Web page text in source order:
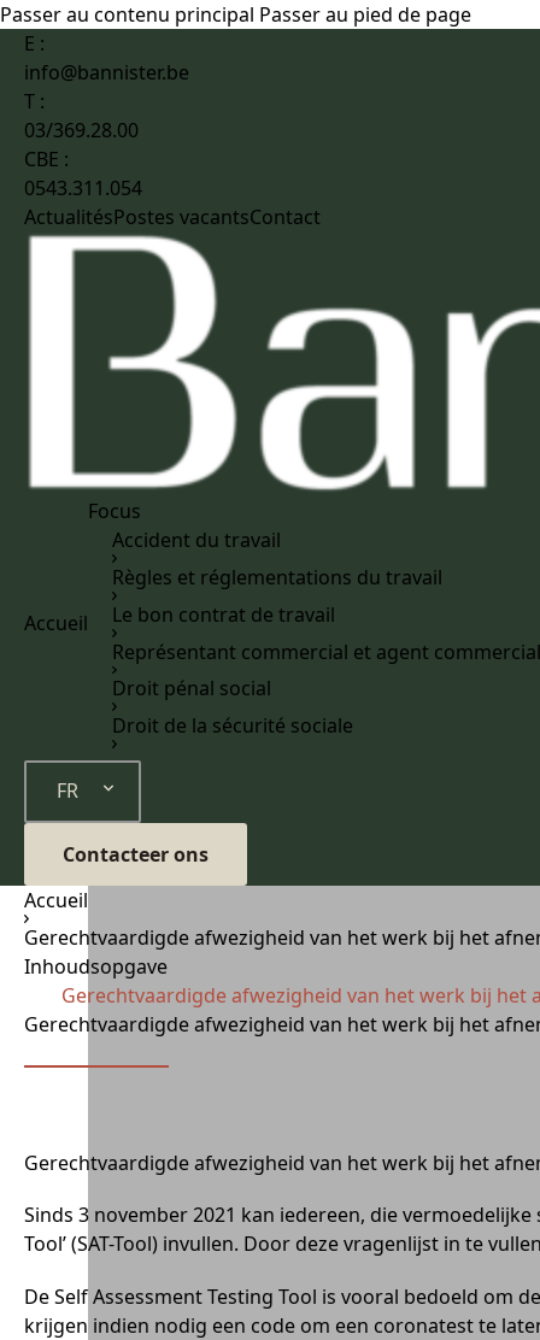
Passer au contenu principal Passer au pied de page
E :
info@bannister.be
T :
03/369.28.00
CBE :
0543.311.054
ActualitésPostes vacantsContact
Accueil
Focus
Accident du travail
Règles et réglementations du travail
Le bon contrat de travail
Représentant commercial et agent commercial
Droit pénal social
Droit de la sécurité sociale
FR
Contacteer ons
Accueil
Gerechtvaardigde afwezigheid van het werk bij het
Inhoudsopgave
Gerechtvaardigde afwezigheid van het werk bij het
Gerechtvaardigde afwezigheid van het werk bij het
Gerechtvaardigde afwezigheid van het werk bij het
Sinds 3 november 2021 kan iedereen, die
Tool’ (SAT-Tool) invullen. Door deze vragenlijst in te
De Self Assessment Testing Tool is vooral bedoeld om
krijgen indien nodig een code om een coronatest te